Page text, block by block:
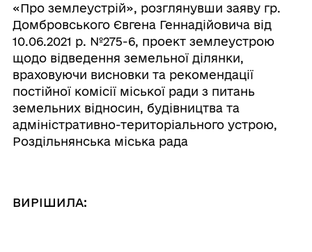
«Про землеустрій», розглянувши заяву гр.
Домбровського Євгена Геннадійовича від
10.06.2021 р. №275-6, проект землеустрою
щодо відведення земельної ділянки,
враховуючи висновки та рекомендації
постійної комісії міської ради з питань
земельних відносин, будівництва та
адміністративно-територіального устрою,
Роздільнянська міська рада
ВИРІШИЛА: